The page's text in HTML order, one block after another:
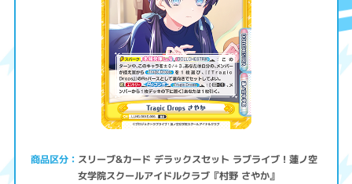
商品区分 スリーブ&カード デラックスセット ラブライブ！蓮ノ空
女学院スクールアイドルクラブ『村野 さやか』